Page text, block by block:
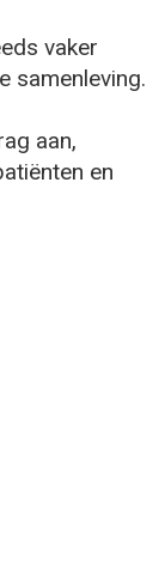
vaker
samenleving.
aan,
en